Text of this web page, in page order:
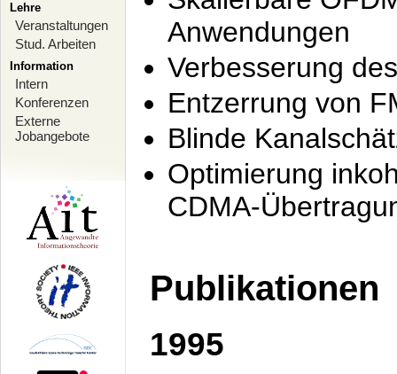
Lehre
Veranstaltungen
Stud. Arbeiten
Information
Intern
Konferenzen
Externe
Jobangebote
Anwendungen
Verbesserung
Entzerrung von
Blinde
Optimierung
CDMA-
Publikationen
1995